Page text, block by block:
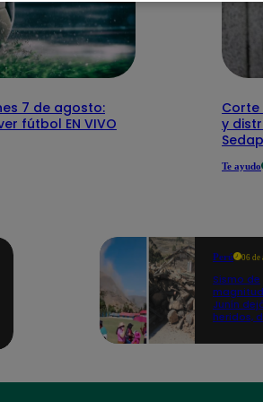
7 de agosto:
fútbol EN VIVO
Corte
y
Te ayudo
Perú 06 de
Sismo de
Junín
heridos,
propició